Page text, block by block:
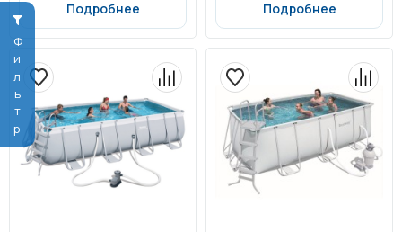
Фильтр
Подробнее Подробнее